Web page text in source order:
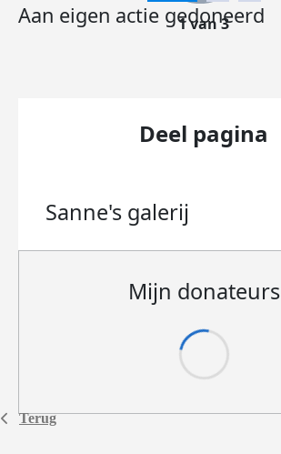
Terug
Aan eigen actie gedoneerd
1 van 3
Deel pagina
Sanne's galerij
Mijn donateurs